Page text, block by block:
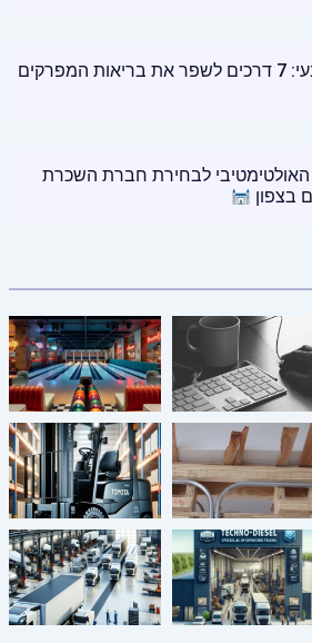
קולגן טבעי: 7 דרכים לשפר את בריאות המפרקים
לבחירת חברת השכרת
בצפון